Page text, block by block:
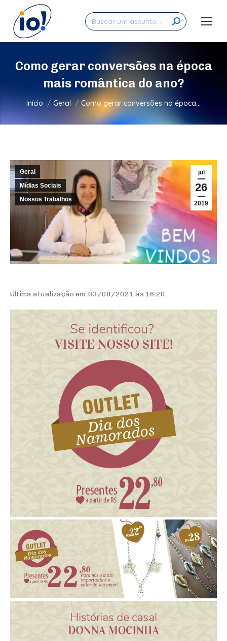
Search:
Como gerar conversões na época
mais romântica do ano?
Você está aqui:
Início Geral Como gerar conversões na época…
jul
26
2019
Geral
Mídias Sociais
Nossos Trabalhos
Última atualização em: 03/08/2021 às 16:20